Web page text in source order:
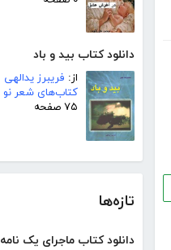
دانلود کتاب بید و باد
از: فریبرز یدالهی
کتاب‌های شعر نو
۷۵ صفحه
تازه‌ها
دانلود کتاب ماجرای یک نامه